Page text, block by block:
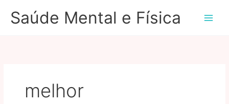
paraSaúde Mental e Física
melhor